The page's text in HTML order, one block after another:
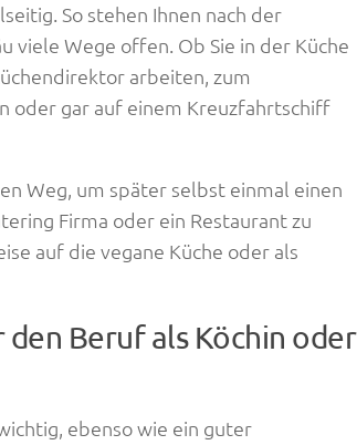
So stehen Ihnen nach der
viele Wege offen. Ob Sie in der Küche
arbeiten, zum
oder gar auf einem Kreuzfahrtschiff
Weg, um später selbst einmal einen
Firma oder ein Restaurant zu
auf die vegane Küche oder als
Beruf als Köchin oder
ebenso wie ein guter